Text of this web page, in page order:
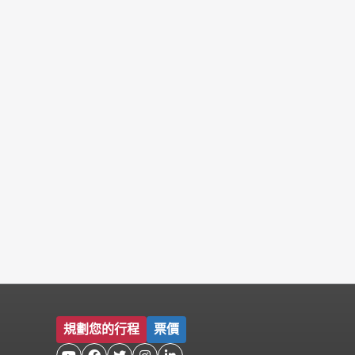
規劃您的行程 票價